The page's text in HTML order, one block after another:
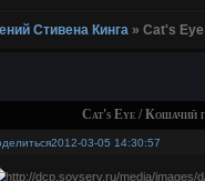
Стивена Кинга »Cat's Eye
Cat's Eye / Кошачий
2012-03-05 14:30:57